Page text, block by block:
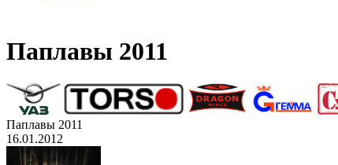
Паплавы 2011
Паплавы 2011
16.01.2012